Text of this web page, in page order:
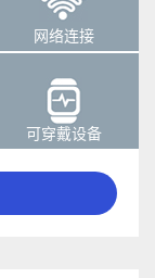
网络连接
可穿戴设备